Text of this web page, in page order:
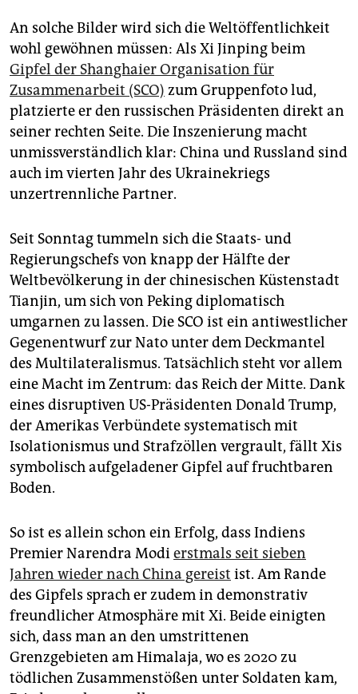
An solche Bilder wird sich die Weltöffentlichkeit
wohl gewöhnen müssen: Als Xi Jinping beim
Gipfel der Shanghaier Organisation für
Zusammenarbeit (SCO) zum Gruppenfoto lud,
platzierte er den russischen Präsidenten direkt an
seiner rechten Seite. Die Inszenierung macht
unmissverständlich klar: China und Russland sind
auch im vierten Jahr des Ukrainekriegs
unzertrennliche Partner.
Seit Sonntag tummeln sich die Staats- und
Regierungschefs von knapp der Hälfte der
Weltbevölkerung in der chinesischen Küstenstadt
Tianjin, um sich von Peking diplomatisch
umgarnen zu lassen. Die SCO ist ein antiwestlicher
Gegenentwurf zur Nato unter dem Deckmantel
des Multilateralismus. Tatsächlich steht vor allem
eine Macht im Zentrum: das Reich der Mitte. Dank
eines disruptiven US-Präsidenten Donald Trump,
der Amerikas Verbündete systematisch mit
Isolationismus und Strafzöllen vergrault, fällt Xis
symbolisch aufgeladener Gipfel auf fruchtbaren
Boden.
So ist es allein schon ein Erfolg, dass Indiens
Premier Narendra Modierstmals seit sieben
Jahren wieder nach China gereist ist. Am Rande
des Gipfels sprach er zudem in demonstrativ
freundlicher Atmosphäre mit Xi. Beide einigten
sich, dass man an den umstrittenen
Grenzgebieten am Himalaja, wo es 2020 zu
tödlichen Zusammenstößen unter Soldaten kam,